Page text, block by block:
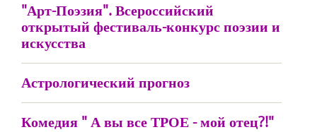
"Арт-Поэзия". Всероссийский
открытый фестиваль-конкурс поэзии и
искусства
Астрологический прогноз
Комедия " А вы все ТРОЕ - мой отец?!"